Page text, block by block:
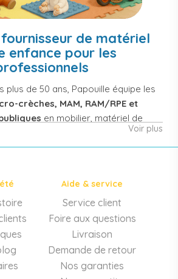
de matériel
enfance pour les
plus de 50 ans, Papouille équipe les
crèches, MAM, RAM/RPE et
en mobilier, matériel de
et équipement pour structures
enfance. Notre offre couvre
cabinets infirmiers).
équipement de crèche
couchettes empilables, meubles à
en résine antibactérienne, tables et
0-6 ans, banc-vestiaire, barrières de
matériel pour aménager une structure
Voir plus
Aide & service
Service client
Foire aux questions
Livraison
Demande de retour
Nos garanties